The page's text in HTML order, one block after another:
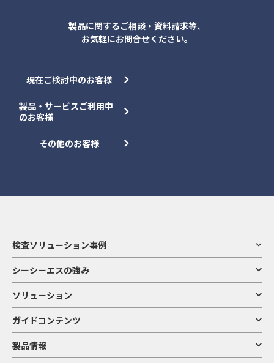
製品に関するご相談・資料請求等、
お気軽にお問合せください。
現在ご検討中のお客様
製品・サービスご利用中
のお客様
その他のお客様
検査ソリューション事例
シーシーエスの強み
ソリューション
ガイドコンテンツ
製品情報